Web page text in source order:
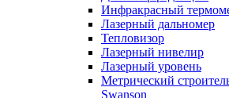
Инфракрасный
Лазерный дальномер
Тепловизор
Лазерный нивелир
Лазерный уровень
Метрический
Swanson